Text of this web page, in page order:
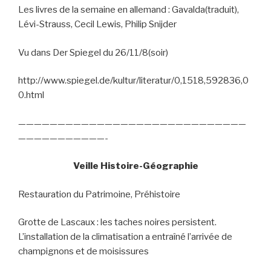
Les livres de la semaine en allemand : Gavalda(traduit),
Lévi-Strauss, Cecil Lewis, Philip Snijder
Vu dans Der Spiegel du 26/11/8(soir)
http://www.spiegel.de/kultur/literatur/0,1518,592836,0
0.html
—————————————————————————————
———————————-
Veille Histoire-Géographie
Restauration du Patrimoine, Préhistoire
Grotte de Lascaux : les taches noires persistent.
L’installation de la climatisation a entraîné l’arrivée de
champignons et de moisissures